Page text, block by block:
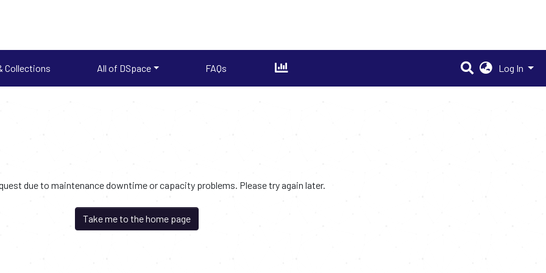
Collections All of DSpace FAQs Log In
due to maintenance downtime or capacity problems. Please try again later.
Take me to the home page